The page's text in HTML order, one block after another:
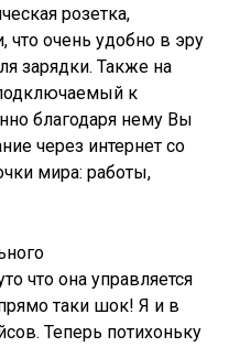
розетка,
что очень удобно в эру
зарядки. Также на
подключаемый к
благодаря нему Вы
через интернет со
мира: работы,
что она управляется
таки шок! Я и в
Теперь потихоньку